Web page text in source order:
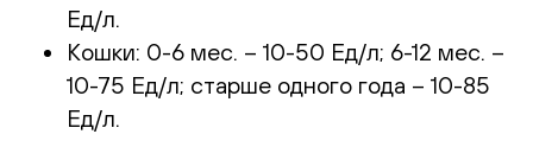
Ед/л.
Кошки: 0-6 мес. – 10-50 Ед/л; 6-12 мес. –
10-75 Ед/л; старше одного года – 10-85
Ед/л.